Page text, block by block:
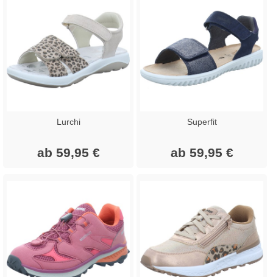
Lurchi
ab 59,95 €
Superfit
ab 59,95 €